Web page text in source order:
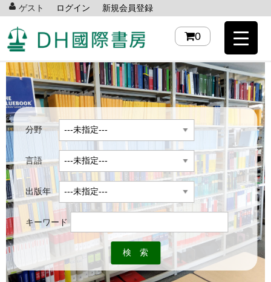
ゲスト ログイン 新規会員登録
0
分野
言語
出版年
キーワード